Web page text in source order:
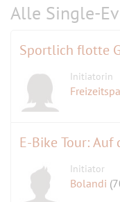
Alle Single-
Sportlich flotte
Initiatorin
E-Bike Tour: Auf
Initiator
Bolandi